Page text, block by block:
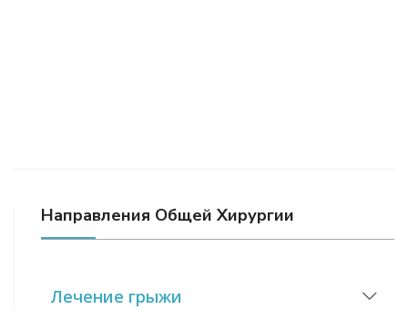
Направления Общей Хирургии
Лечение грыжи